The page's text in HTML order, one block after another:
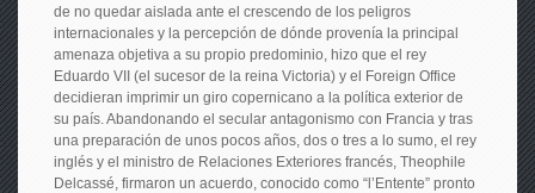
de no quedar aislada ante el crescendo de los peligros
internacionales y la percepción de dónde provenía la principal
amenaza objetiva a su propio predominio, hizo que el rey
Eduardo VII (el sucesor de la reina Victoria) y el Foreign Office
decidieran imprimir un giro copernicano a la política exterior de
su país. Abandonando el secular antagonismo con Francia y tras
una preparación de unos pocos años, dos o tres a lo sumo, el rey
inglés y el ministro de Relaciones Exteriores francés, Theophile
Delcassé, firmaron un acuerdo, conocido como “l’Entente” pronto